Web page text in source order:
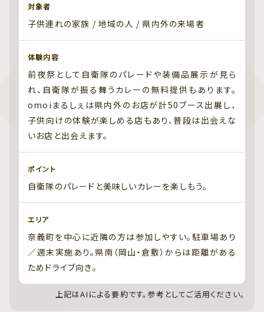
対象者
子供連れの家族 / 地域の人 / 県内外の来場者
体験内容
前夜祭として自衛隊のパレードや装備品展示が見ら
れ、自衛隊が振る舞うカレーの無料提供もあります。
omoiまるしぇは県内外のお店が計50ブース出展し、
子供向けの体験が楽しめる店もあり、普段は出会えな
いお店と出会えます。
ポイント
自衛隊のパレードと美味しいカレーを楽しもう。
エリア
奈義町を中心に近隣の方は参加しやすい。駐車場あり
／週末実施あり。県南（岡山・倉敷）からは距離がある
ためドライブ向き。
上記はAIによる要約です。参考としてご活用ください。